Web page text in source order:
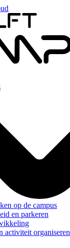
op de campus
en parkeren
activiteit organiseren